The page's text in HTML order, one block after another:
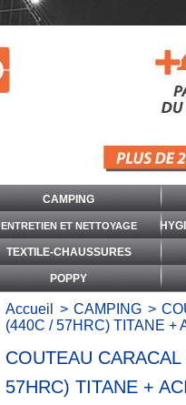
CAMPING
ENTRETIEN ET NETTOYAGE
TEXTILE-CHAUSSURES
POPPY
Accueil > CAMPING >
(440C / 57HRC) TITANE +
COUTEAU
57HRC) TITANE +